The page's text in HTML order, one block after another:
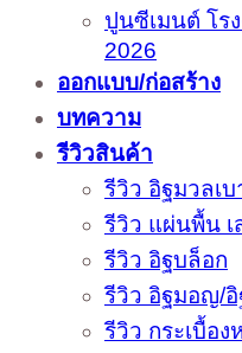
ปูนซีเมนต์ โร
2026
ออกแบบ/ก่อสร้าง
บทความ
รีวิวสินค้า
รีวิว อิฐมวลเบ
รีวิว แผ่นพื้น เ
รีวิว อิฐบล็อก
รีวิว อิฐมอญ/อิ
รีวิว กระเบื้อง